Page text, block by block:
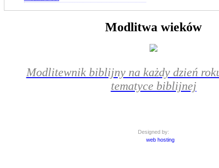
Modlitwa wieków
Modlitewnik biblijny na każdy dzień
tematyce biblijnej
Designed by:
web hosting